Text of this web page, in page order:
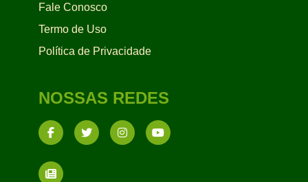
Fale Conosco
Termo de Uso
Política de Privacidade
NOSSAS REDES